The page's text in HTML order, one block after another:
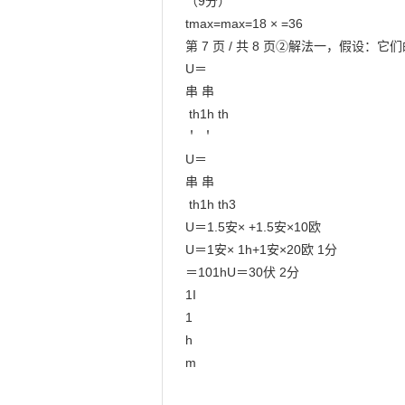
tmax=max=18 × =36
第 7 页 / 共 8 页②解法一，假设：它们
U＝
串 串
th1h th
＇ ＇
U＝
串 串
th1h th3
U＝1.5安× +1.5安×10欧
U＝1安× 1h+1安×20欧 1分
＝101hU＝30伏 2分
1I
1
h
m